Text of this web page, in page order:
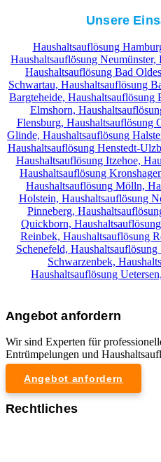
Unsere
Haushaltsauflösung
Haushaltsauflösung Neumünster,
Haushaltsauflösung Bad
Schwartau, Haushaltsauflösung
Bargteheide, Haushaltsauflösung
Elmshorn,
Flensburg, Haushaltsauflösung
Glinde, Haushaltsauflösung
Haushaltsauflösung Henstedt-
Haushaltsauflösung Itzehoe,
Haushaltsauflösung
Haushaltsauflösung Mölln,
Holstein, Haushaltsauflösung
Pinneberg,
Quickborn,
Reinbek, Haushaltsauflösung
Schenefeld, Haushaltsauflösung
Schwarzenbek,
Haushaltsauflösung Uetersen,
Angebot anfordern
Wir sind Experten für
Entrümpelungen und
Angebot anfordern
Rechtliches